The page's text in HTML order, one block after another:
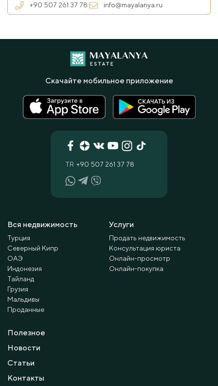
+90 507 261 37 78 info@mayalanya.ru
Вся недвижимость
Турция
Северный Кипр
ОАЭ
Индонезия
Тайланд
Грузия
Мальдивы
Проданные
Услуги
Продать недвижимость
Консультация юриста
Онлайн-просмотр
Онлайн-покупка
Полезное
Новости
Статьи
Контакты
TR +90 507 261 37 78
Скачайте мобильное приложение